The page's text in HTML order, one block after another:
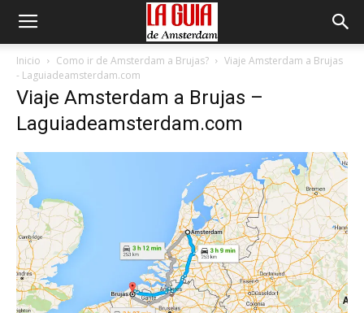
Inicio Como ir de Amsterdam a Brujas?
Viaje Amsterdam a Brujas
- Laguiadeamsterdam.com
Viaje Amsterdam a Brujas –
Laguiadeamsterdam.com